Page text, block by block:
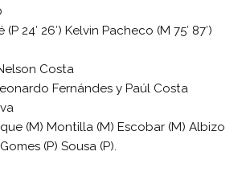
24′ 26′) Kelvin Pacheco (M 75′ 87′)
Costa
Fernándes y Paúl Costa
(M) Montilla (M) Escobar (M) Albizo
(P) Sousa (P).